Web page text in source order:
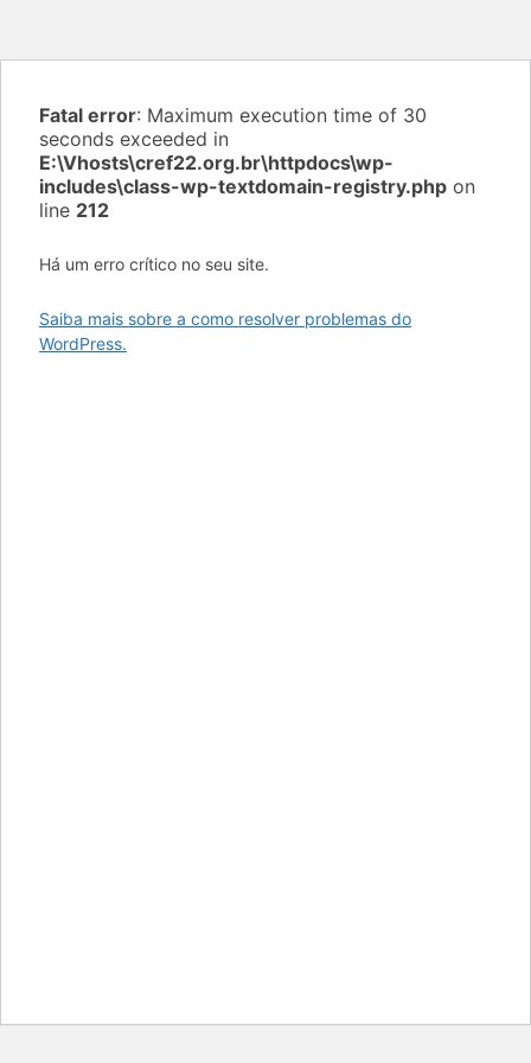
Fatal error: Maximum execution time of 30
seconds exceeded in
E:\Vhosts\cref22.org.br\httpdocs\wp-
includes\class-wp-textdomain-registry.php on
line 212
Há um erro crítico no seu site.
Saiba mais sobre a como resolver problemas do
WordPress.